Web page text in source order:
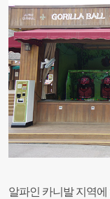
알파인 카니발 지역